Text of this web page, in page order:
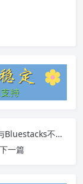
解决v2ray与Bluestacks不兼容的问题
下一篇